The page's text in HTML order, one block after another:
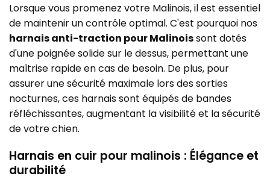
Lorsque vous promenez votre Malinois, il est essentiel
de maintenir un contrôle optimal. C'est pourquoi nos
harnais anti-traction pour Malinoissont dotés
d'une poignée solide sur le dessus, permettant une
maîtrise rapide en cas de besoin. De plus, pour
assurer une sécurité maximale lors des sorties
nocturnes, ces harnais sont équipés de bandes
réfléchissantes, augmentant la visibilité et la sécurité
de votre chien.
Harnais en cuir pour malinois : Élégance et
durabilité